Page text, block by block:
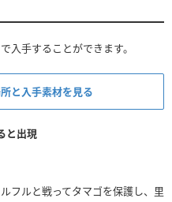
入手することができます。
と入手素材を見る
と出現
フルと戦ってタマゴを保護し、里